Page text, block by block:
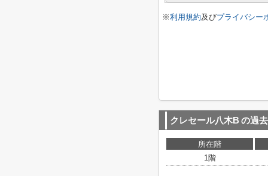
※利用規約及びプライバシー
クレセール八木B の過
所在階
1階